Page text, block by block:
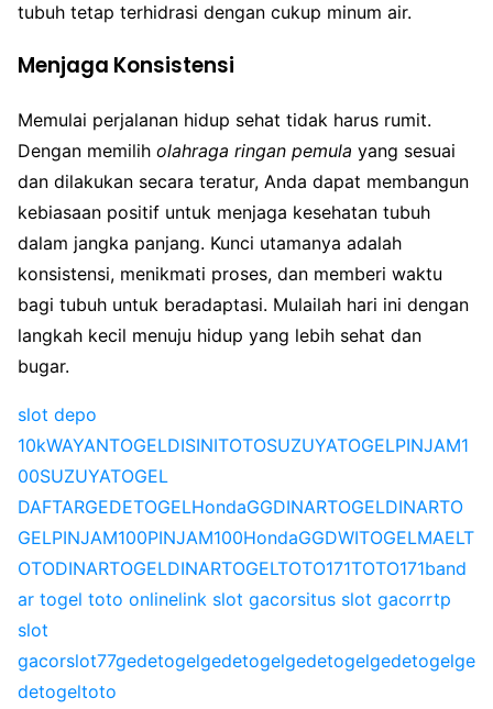
tubuh tetap terhidrasi dengan cukup minum air.
Menjaga Konsistensi
Memulai perjalanan hidup sehat tidak harus rumit.
Dengan memilih olahraga ringan pemula yang sesuai
dan dilakukan secara teratur, Anda dapat membangun
kebiasaan positif untuk menjaga kesehatan tubuh
dalam jangka panjang. Kunci utamanya adalah
konsistensi, menikmati proses, dan memberi waktu
bagi tubuh untuk beradaptasi. Mulailah hari ini dengan
langkah kecil menuju hidup yang lebih sehat dan
bugar.
slot depo
10kWAYANTOGELDISINITOTOSUZUYATOGELPINJAM1
00SUZUYATOGEL
DAFTARGEDETOGELHondaGGDINARTOGELDINARTO
GELPINJAM100PINJAM100HondaGGDWITOGELMAELT
OTODINARTOGELDINARTOGELTOTO171TOTO171band
ar togel toto onlinelink slot gacorsitus slot gacorrtp
slot
gacorslot77gedetogelgedetogelgedetogelgedetogelge
detogeltoto